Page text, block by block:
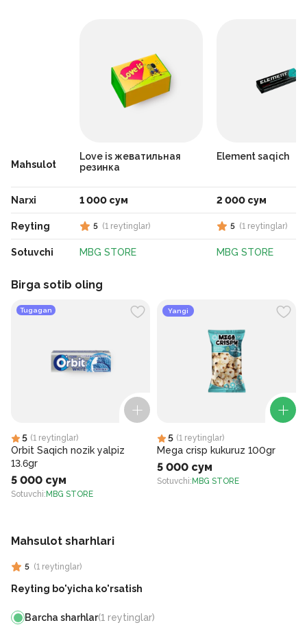
Mahsulot
Narxi
Reyting
Sotuvchi
Love is жеватильная
резинка
1 000 сум
5 (1 reytinglar)
MBG STORE
Element saqich
2 000 сум
5 (1 reytinglar)
MBG STORE
Birga sotib oling
Tugagan
5 (1 reytinglar)
Orbit Saqich nozik yalpiz
13.6gr
5 000 сум
Sotuvchi: MBG STORE
Yangi
5 (1 reytinglar)
Mega crisp kukuruz 100gr
5 000 сум
Sotuvchi: MBG STORE
Mahsulot sharhlari
5 (1 reytinglar)
Reyting bo'yicha ko'rsatish
Barcha sharhlar(1 reytinglar)